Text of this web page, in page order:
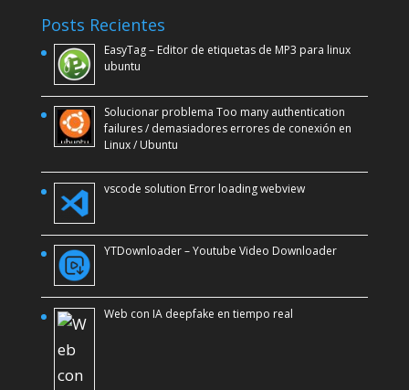
Posts Recientes
EasyTag – Editor de etiquetas de MP3 para linux
ubuntu
Solucionar problema Too many authentication
failures / demasiadores errores de conexión en
Linux / Ubuntu
vscode solution Error loading webview
YTDownloader – Youtube Video Downloader
Web con IA deepfake en tiempo real